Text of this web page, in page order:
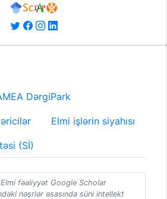
DərgiPark
Elmi işlərin siyahısı
(Sİ)
fəaliyyət Google Scholar
nəşrlər əsasında süni intellekt